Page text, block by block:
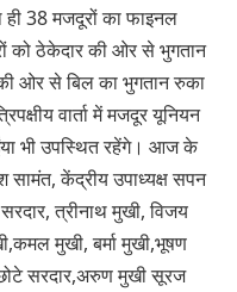
38 मजदूरों का फाइनल
को ठेकेदार की ओर से भुगतान
ओर से बिल का भुगतान रुका
वार्ता में मजदूर यूनियन
भी उपस्थित रहेंगे। आज के
सामंत, केंद्रीय उपाध्यक्ष सपन
त्रीनाथ मुखी, विजय
मुखी, बर्मा मुखी,भूषण
सरदार,अरुण मुखी सूरज